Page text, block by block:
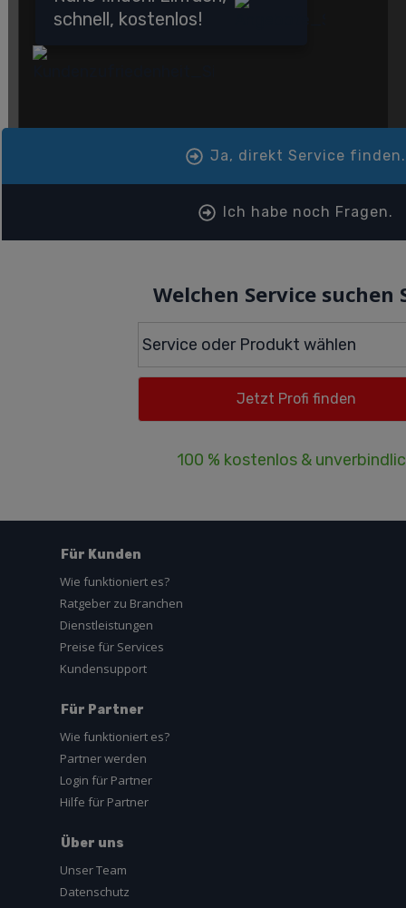
schnell, kostenlos!
Ja, direkt Service finden.
Ich habe noch Fragen.
Welchen Service suchen
100 % kostenlos &
Für Kunden
Wie funktioniert es?
Ratgeber zu Branchen
Dienstleistungen
Preise für Services
Kundensupport
Für Partner
Wie funktioniert es?
Partner werden
Login für Partner
Hilfe für Partner
Über uns
Unser Team
Datenschutz